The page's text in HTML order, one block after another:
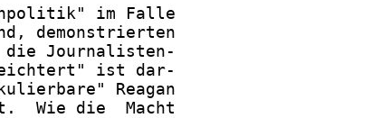
im Falle
demonstrierten
Journalisten-
ist dar-
Reagan
Wie die  Macht